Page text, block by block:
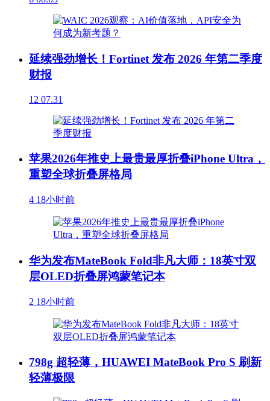
延续强劲增长！Fortinet 发布 2026 年第二季度
财报
12 07.31
苹果2026年推史上最贵最厚折叠iPhone Ultra，
重塑全球折叠屏格局
4 18小时前
华为发布MateBook Fold非凡大师：18英寸双
层OLED折叠屏鸿蒙笔记本
2 18小时前
798g 超轻薄，HUAWEI MateBook Pro S 刷新
轻薄极限